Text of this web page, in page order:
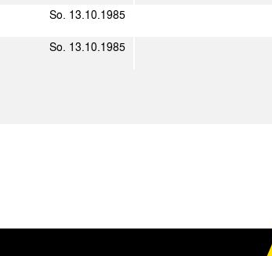
So. 13.10.1985
So. 13.10.1985